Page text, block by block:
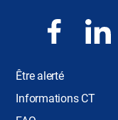
Être alerté
Informations CT